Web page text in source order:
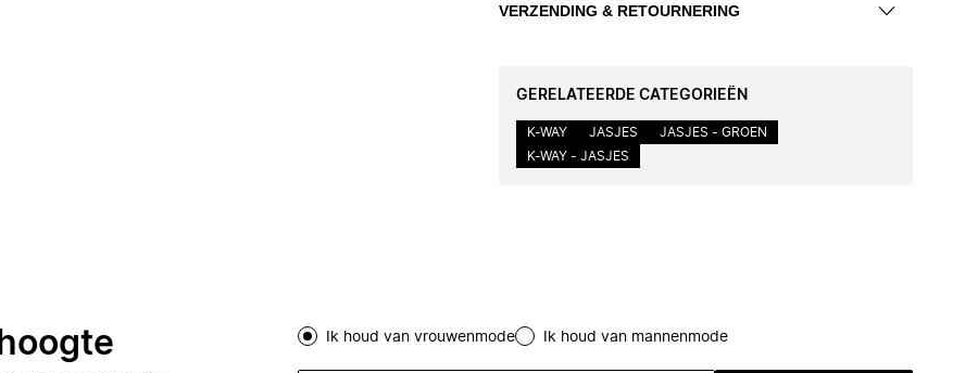
VERZENDING & RETOURNERING
GERELATEERDE CATEGORIEËN
K-WAY JASJES
JASJES - GROEN
K-WAY - JASJES
Ik houd van vrouwenmode Ik houd van mannenmode